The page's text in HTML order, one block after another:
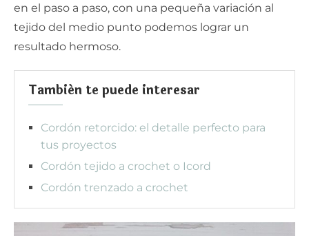
en el paso a paso, con una pequeña variación al
tejido del medio punto podemos lograr un
resultado hermoso.
También te puede interesar
Cordón retorcido: el detalle perfecto para
tus proyectos
Cordón tejido a crochet o Icord
Cordón trenzado a crochet